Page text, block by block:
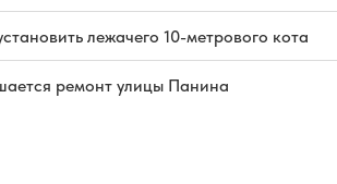
лежачего 10-метрового кота
ремонт улицы Панина